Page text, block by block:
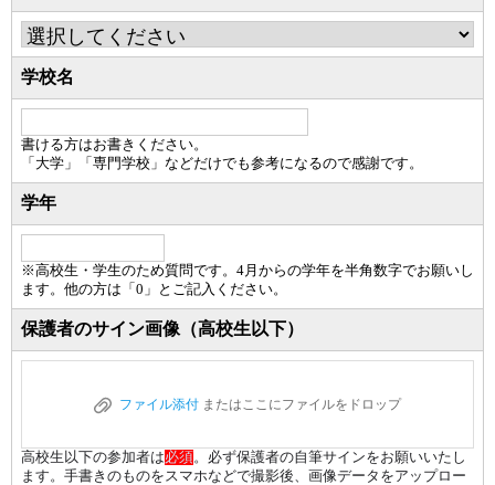
学校名
書ける方はお書きください。
「大学」「専門学校」などだけでも参考になるので感謝です。
学年
※高校生・学生のため質問です。4月からの学年を半角数字でお願いし
ます。他の方は「0」とご記入ください。
保護者のサイン画像（高校生以下）
ファイル添付 またはここにファイルをドロップ
高校生以下の参加者は必須。必ず保護者の自筆サインをお願いいたし
ます。手書きのものをスマホなどで撮影後、画像データをアップロー